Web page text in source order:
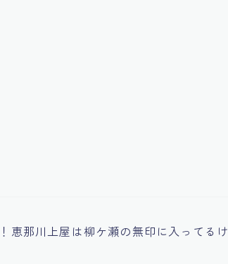
恵那川上屋は柳ケ瀬の無印に入ってるけ